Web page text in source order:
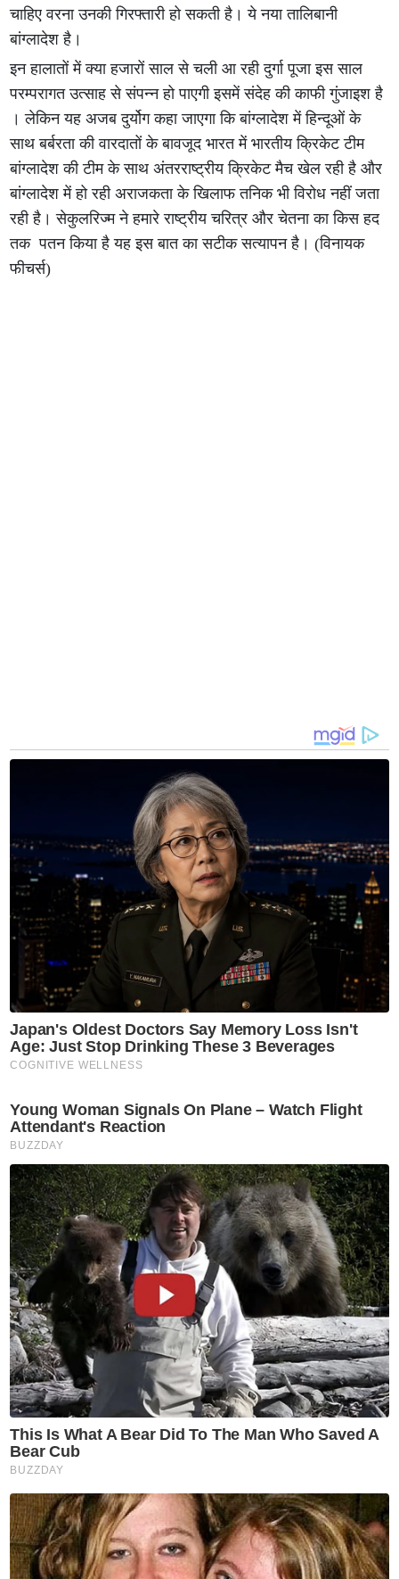
चाहिए वरना उनकी गिरफ्तारी हो सकती है। ये नया तालिबानी
बांग्लादेश है।
इन हालातों में क्या हजारों साल से चली आ रही दुर्गा पूजा इस साल
परम्परागत उत्साह से संपन्न हो पाएगी इसमें संदेह की काफी गुंजाइश है
। लेकिन यह अजब दुर्योग कहा जाएगा कि बांग्लादेश में हिन्दूओं के
साथ बर्बरता की वारदातों के बावजूद भारत में भारतीय क्रिकेट टीम
बांग्लादेश की टीम के साथ अंतरराष्ट्रीय क्रिकेट मैच खेल रही है और
बांग्लादेश में हो रही अराजकता के खिलाफ तनिक भी विरोध नहीं जता
रही है। सेकुलरिज्म ने हमारे राष्ट्रीय चरित्र और चेतना का किस हद
तक पतन किया है यह इस बात का सटीक सत्यापन है। (विनायक
फीचर्स)